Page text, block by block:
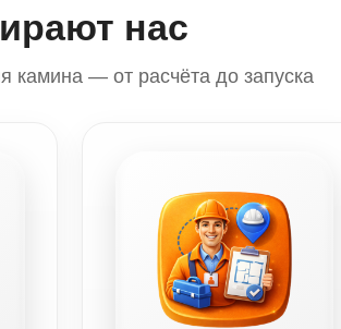
нас
камина — от расчёта до запуска